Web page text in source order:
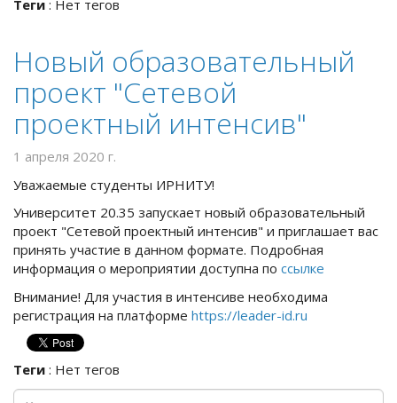
Теги : Нет тегов
Новый образовательный
проект "Сетевой
проектный интенсив"
1 апреля 2020 г.
Уважаемые студенты ИРНИТУ!
Университет 20.35 запускает новый образовательный
проект "Сетевой проектный интенсив" и приглашает вас
принять участие в данном формате. Подробная
информация о мероприятии доступна по ссылке
Внимание! Для участия в интенсиве необходима
регистрация на платформе https://leader-id.ru
Теги : Нет тегов